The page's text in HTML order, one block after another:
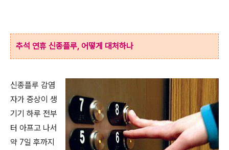
추석 연휴 신종플루, 어떻게 대처하나
신종플루 감염
자가 증상이 생
기기 하루 전부
터 아프고 나서
약 7일 후까지